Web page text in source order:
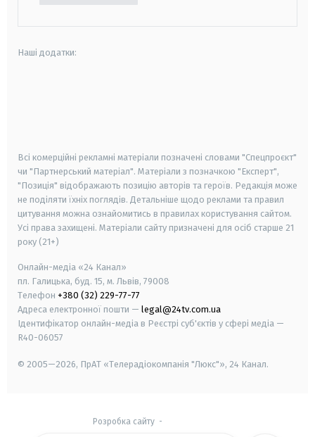
Наші додатки:
Всі комерційні рекламні матеріали позначені словами "Спецпроєкт"
чи "Партнерський матеріал". Матеріали з позначкою "Експерт",
"Позиція" відображають позицію авторів та героїв. Редакція може
не поділяти їхніх поглядів. Детальніше щодо реклами та правил
цитування можна ознайомитись в правилах користування сайтом.
Усі права захищені. Матеріали сайту призначені для осіб старше 21
року (21+)
Онлайн-медіа «24 Канал»
пл. Галицька, буд. 15, м. Львів, 79008
Телефон +380 (32) 229-77-77
Адреса електронної пошти — legal@24tv.com.ua
Ідентифікатор онлайн-медіа в Реєстрі суб'єктів у сфері медіа —
R40-06057
© 2005—2026, ПрАТ «Телерадіокомпанія "Люкс"», 24 Канал.
Розробка сайту-